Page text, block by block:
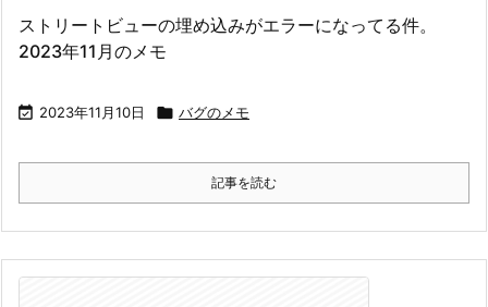
ストリートビューの埋め込みがエラーになってる件。
2023年11月のメモ
 2023年11月10日  バグのメモ
記事を読む